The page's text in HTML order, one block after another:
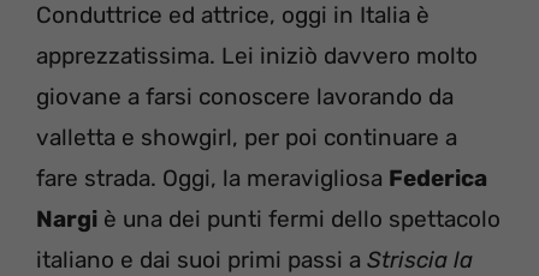
Conduttrice ed attrice, oggi in Italia è
apprezzatissima. Lei iniziò davvero molto
giovane a farsi conoscere lavorando da
valletta e showgirl, per poi continuare a
fare strada. Oggi, la meravigliosa Federica
Nargi è una dei punti fermi dello spettacolo
italiano e dai suoi primi passi a Striscia la